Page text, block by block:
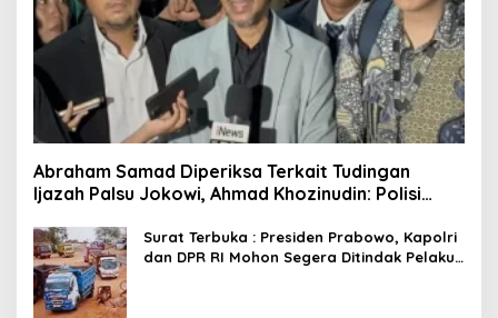
Abraham Samad Diperiksa Terkait Tudingan
Ijazah Palsu Jokowi, Ahmad Khozinudin: Polisi
Surat Terbuka : Presiden Prabowo, Kapolri
dan DPR RI Mohon Segera Ditindak Pelaku